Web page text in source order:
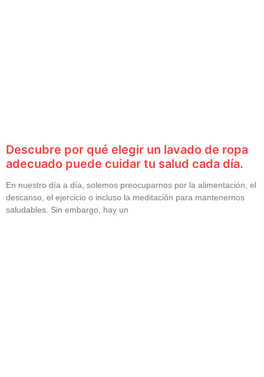
Descubre por qué elegir un lavado de ropa
adecuado puede cuidar tu salud cada día.
En nuestro día a día, solemos preocuparnos por la alimentación, el
descanso, el ejercicio o incluso la meditación para mantenernos
saludables. Sin embargo, hay un